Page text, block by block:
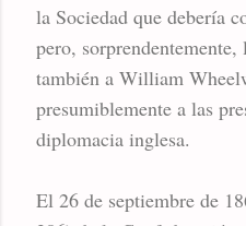
la Sociedad que debería
pero,
también a William
presumiblemente a las
diplomacia inglesa.
El 26 de septiembre de